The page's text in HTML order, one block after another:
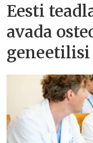
Eesti
avada
geneetilisi